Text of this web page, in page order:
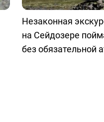
Незаконная
на Сейдозере
без обязательной